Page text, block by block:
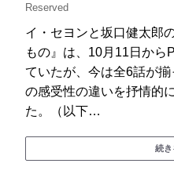
Reserved
イ・セヨンと坂口健太郎
もの』は、10月11日から
ていたが、今は全6話が
の感受性の違いを抒情的
た。（以下…
続き